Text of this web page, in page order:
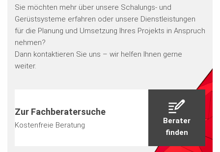
Sie möchten mehr über unsere Schalungs- und
Gerüstsysteme erfahren oder unsere Dienstleistungen
für die Planung und Umsetzung Ihres Projekts in Anspruch
nehmen?
Dann kontaktieren Sie uns – wir helfen Ihnen gerne
weiter.
Zur Fachberatersuche
Kostenfreie Beratung
Berater
finden